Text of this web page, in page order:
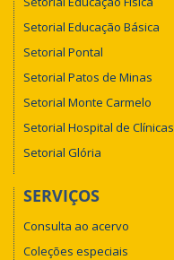
Setorial Educação Básica
Setorial Pontal
Setorial Patos de Minas
Setorial Monte Carmelo
Setorial Hospital de Clínicas
Setorial Glória
SERVIÇOS
Consulta ao acervo
Coleções especiais